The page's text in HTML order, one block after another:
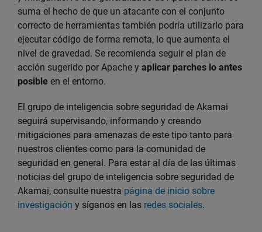
suma el hecho de que un atacante con el conjunto
correcto de herramientas también podría utilizarlo para
ejecutar código de forma remota, lo que aumenta el
nivel de gravedad. Se recomienda seguir el plan de
acción sugerido por Apache y aplicar parches lo antes
posible en el entorno.
El grupo de inteligencia sobre seguridad de Akamai
seguirá supervisando, informando y creando
mitigaciones para amenazas de este tipo tanto para
nuestros clientes como para la comunidad de
seguridad en general. Para estar al día de las últimas
noticias del grupo de inteligencia sobre seguridad de
Akamai, consulte nuestra página de inicio sobre
investigación y síganos en las redes sociales.